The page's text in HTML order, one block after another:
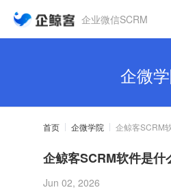
企业微信SCRM
企微
首页 企微学院 企鲸客SCRM
企鲸客SCRM软件是什
Jun 02, 2026